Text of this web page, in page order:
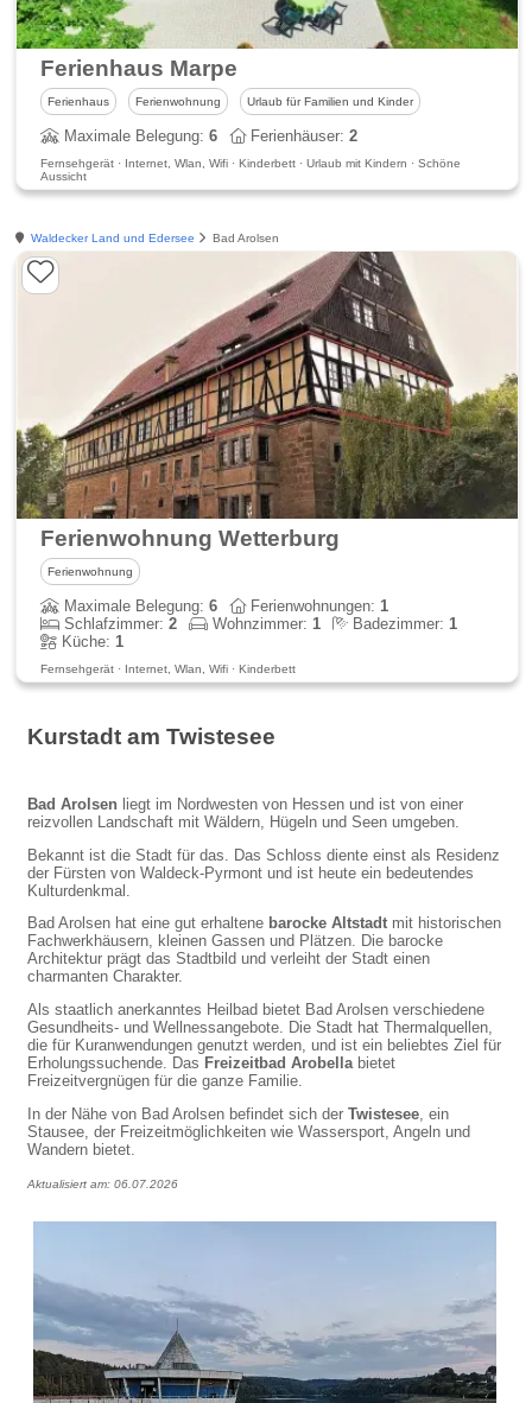
Ferienhaus Marpe
Ferienhaus Ferienwohnung Urlaub für Familien und Kinder
Maximale Belegung:6 Ferienhäuser:2
Fernsehgerät · Internet, Wlan, Wifi · Kinderbett · Urlaub mit Kindern · Schöne
Aussicht
Waldecker Land und Edersee Bad Arolsen
Ferienwohnung Wetterburg
Ferienwohnung
Maximale Belegung:6 Ferienwohnungen:1
Schlafzimmer:2 Wohnzimmer:1 Badezimmer:1
Küche:1
Fernsehgerät · Internet, Wlan, Wifi · Kinderbett
Kurstadt am Twistesee
Bad Arolsen liegt im Nordwesten von Hessen und ist von einer
reizvollen Landschaft mit Wäldern, Hügeln und Seen umgeben.
Bekannt ist die Stadt für das. Das Schloss diente einst als Residenz
der Fürsten von Waldeck-Pyrmont und ist heute ein bedeutendes
Kulturdenkmal.
Bad Arolsen hat eine gut erhaltene barocke Altstadt mit historischen
Fachwerkhäusern, kleinen Gassen und Plätzen. Die barocke
Architektur prägt das Stadtbild und verleiht der Stadt einen
charmanten Charakter.
Als staatlich anerkanntes Heilbad bietet Bad Arolsen verschiedene
Gesundheits- und Wellnessangebote. Die Stadt hat Thermalquellen,
die für Kuranwendungen genutzt werden, und ist ein beliebtes Ziel für
Erholungssuchende. Das Freizeitbad Arobellabietet
Freizeitvergnügen für die ganze Familie.
In der Nähe von Bad Arolsen befindet sich derTwistesee , ein
Stausee, der Freizeitmöglichkeiten wie Wassersport, Angeln und
Wandern bietet.
Aktualisiert am: 06.07.2026